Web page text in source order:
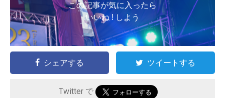
この記事が気に入ったら
いいね ! しよう
シェアする ツイートする
Twitter で